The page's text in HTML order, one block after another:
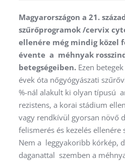
Magyarországon a 21.
szűrőprogramok /cervix
ellenére még mindig közel
évente a méhnyak
betegségeiben.Ezen
évek óta nőgyógyászati
%-nál alakult ki olyan típusú
rezistens, a korai stádium
vagy rendkívül gyorsan növő
felismerés és kezelés
Nem a leggyakoribb kórkép,
daganattal szemben a